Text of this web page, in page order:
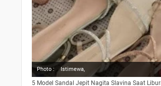
Photo : Istimewa,
5 Model Sandal Jepit Nagita Slavina Saat